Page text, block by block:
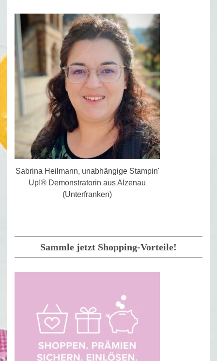
Sabrina Heilmann, unabhängige Stampin'
Up!® Demonstratorin aus Alzenau
(Unterfranken)
Sammle jetzt Shopping-Vorteile!